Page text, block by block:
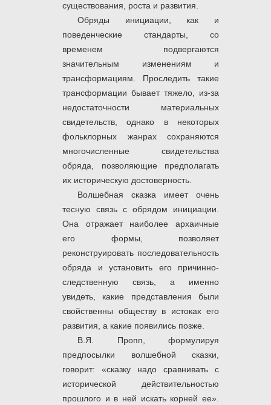
существования, роста и развития.
Обряды инициации, как и
поведенческие стандарты, со
временем подвергаются
значительным изменениям и
трансформациям. Проследить такие
трансформации бывает тяжело, из-за
недостаточности материальных
свидетельств, однако в некоторых
фольклорных жанрах сохраняются
многочисленные свидетельства
обряда, позволяющие предполагать
их историческую достоверность.
Волшебная сказка имеет очень
тесную связь с обрядом инициации.
Она отражает наиболее архаичные
его формы, позволяет
реконструировать последовательность
обряда и установить его причинно-
следственную связь, а именно
увидеть, какие представления были
свойственны обществу в истоках его
развития, а какие появились позже.
В.Я. Пропп, формулируя
предпосылки волшебной сказки,
говорит: «сказку надо сравнивать с
исторической действительностью
прошлого и в ней искать корней ее».